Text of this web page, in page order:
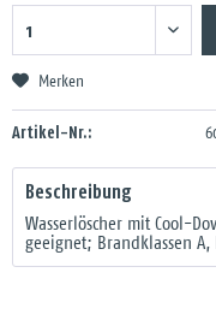
Merken
Artikel-Nr.:
Beschreibung
Wasserlöscher mit Cool-
geeignet; Brandklassen